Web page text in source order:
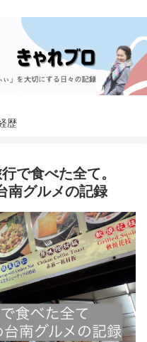
歴
で食べた全て。
南グルメの記録